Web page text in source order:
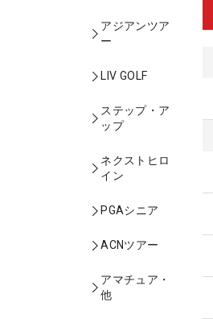
アジアンツア
ー
LIV GOLF
ステップ・ア
ップ
ネクストヒロ
イン
PGAシニア
ACNツアー
アマチュア・
他